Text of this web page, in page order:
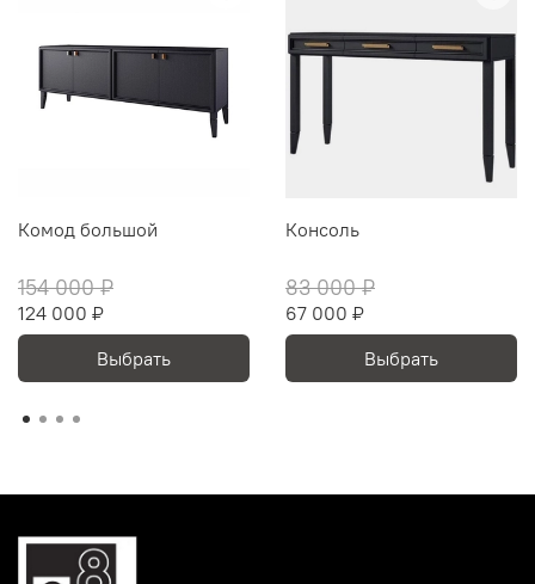
Комод большой
154 000 ₽
124 000 ₽
Выбрать
Консоль
83 000 ₽
67 000 ₽
Выбрать